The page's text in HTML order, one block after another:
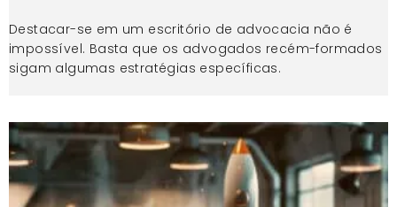
Destacar-se em um escritório de advocacia não é
impossível. Basta que os advogados recém-formados
sigam algumas estratégias específicas.